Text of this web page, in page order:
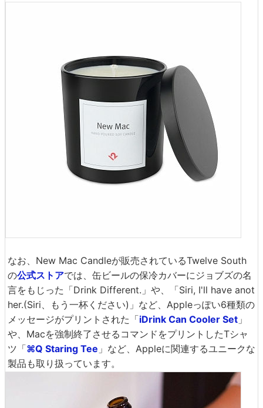
なお、New Mac Candleが販売されているTwelve South
の公式ストアでは、缶ビールの保冷カバーにジョブズの名
言をもじった「Drink Different.」や、「Siri, I'll have anot
her.(Siri、もう一杯ください)」など、Appleっぽい6種類の
メッセージがプリントされた「iDrink Can Cooler Set 」
や、Macを強制終了させるコマンドをプリントしたTシャ
ツ「⌘Q Staring Tee 」など、Appleに関連するユニークな
製品も取り扱っています。